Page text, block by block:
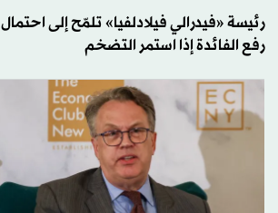
رئيسة «فيدرالي فيلادلفيا» تلمّح إلى احتمال
رفع الفائدة إذا استمر التضخم